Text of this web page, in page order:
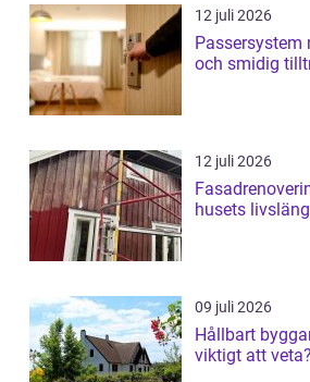
12 juli 2026
Passersystem nyckeln till trygg
och smidig
12 juli 2026
husets
09 juli 2026
Hållbart
viktigt att veta?